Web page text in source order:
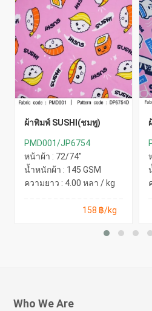
ผ้าพิมพ์ SUSHI(ชมพู)
PMD001/JP6754
หน้าผ้า : 72/74"
น้ำหนักผ้า : 145 GSM
ความยาว : 4.00 หลา / kg
158 ฿/kg
Who We Are